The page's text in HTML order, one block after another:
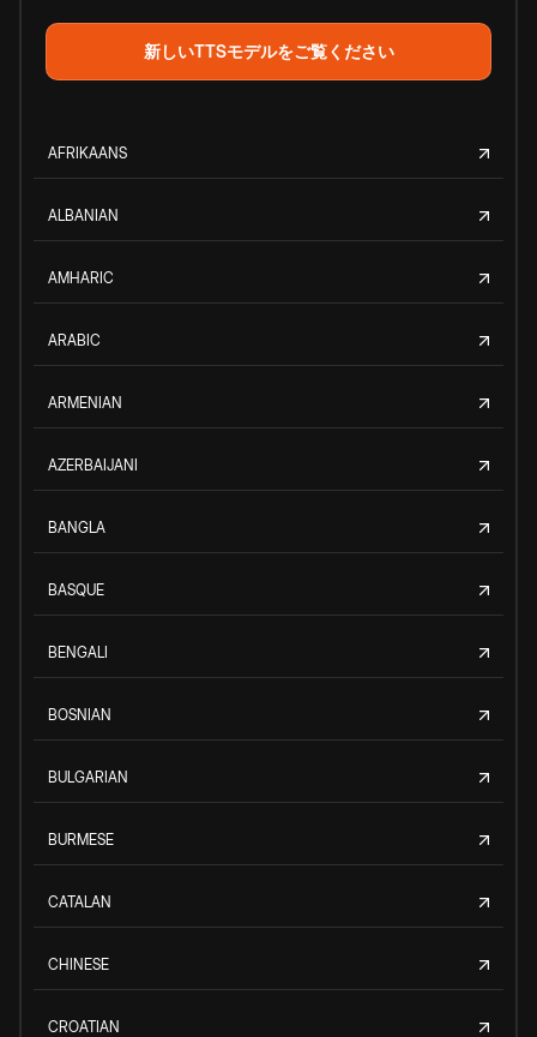
新しいTTSモデルをご覧ください
AFRIKAANS
ALBANIAN
AMHARIC
ARABIC
ARMENIAN
AZERBAIJANI
BANGLA
BASQUE
BENGALI
BOSNIAN
BULGARIAN
BURMESE
CATALAN
CHINESE
CROATIAN